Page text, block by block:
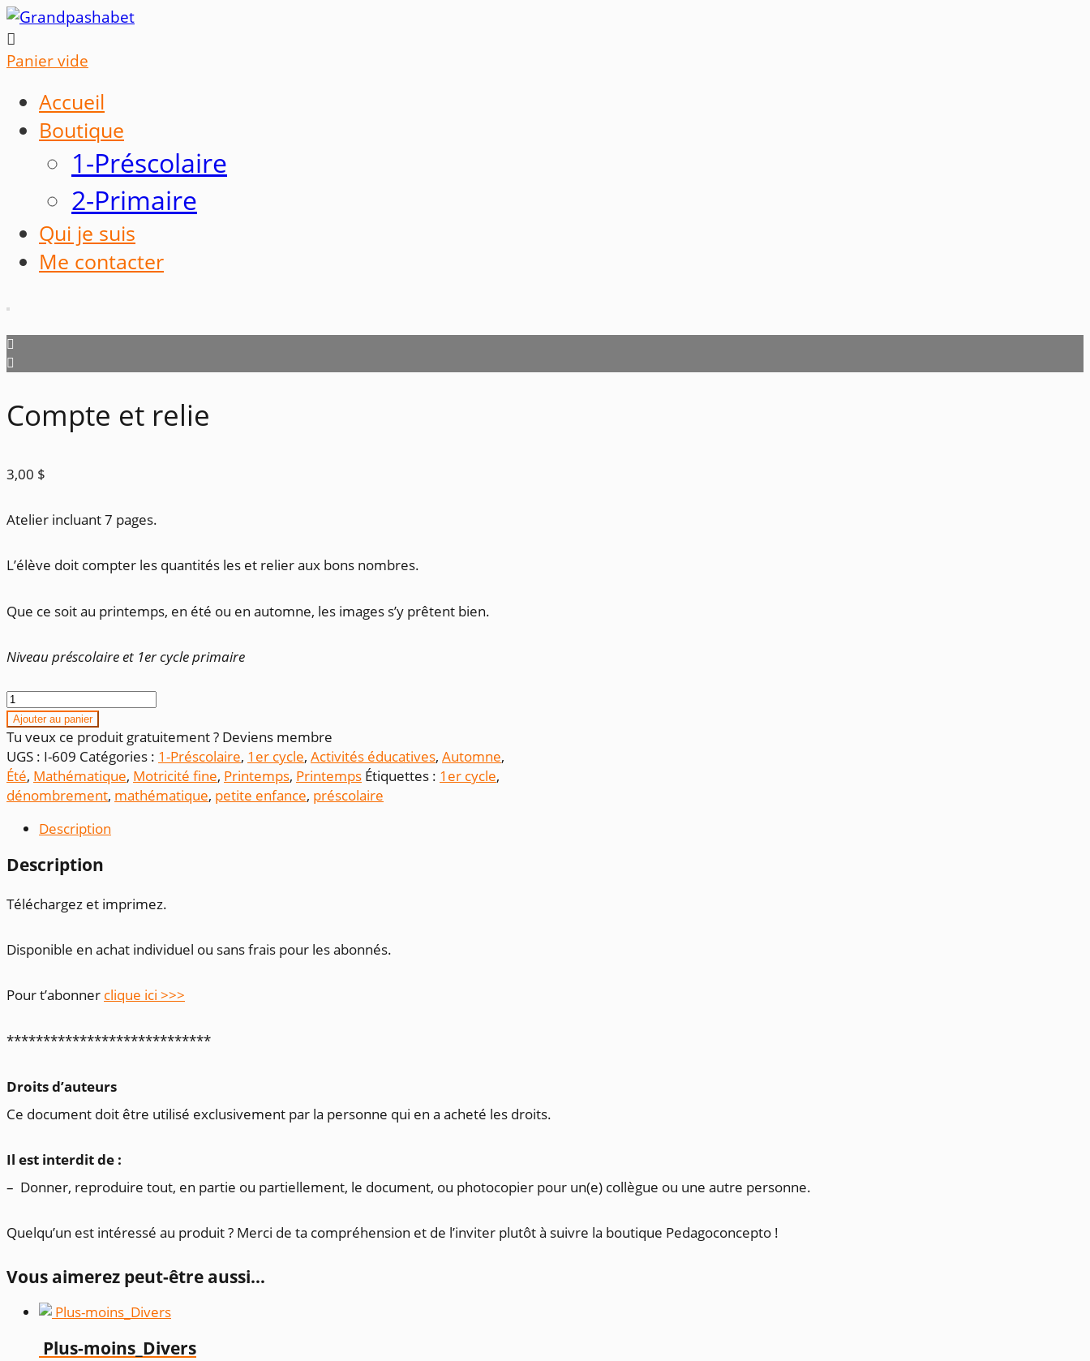

Panier vide
Accueil
Boutique
1-Préscolaire
2-Primaire
Qui je suis
Me contacter
Compte et relie
3,00 $
Atelier incluant 7 pages.
L’élève doit compter les quantités les et relier aux bons nombres.
Que ce soit au printemps, en été ou en automne, les images s’y prêtent bien.
Niveau préscolaire et 1er cycle primaire
quantité
de
Compte
et
relie
Ajouter au panier
Tu veux ce produit gratuitement ? Deviens membre
UGS : I-609 Catégories : 1-Préscolaire, 1er cycle, Activités éducatives, Automne,
Été, Mathématique, Motricité fine, Printemps, Printemps Étiquettes : 1er cycle,
dénombrement, mathématique, petite enfance, préscolaire
Description
Description
Téléchargez et imprimez.
Disponible en achat individuel ou sans frais pour les abonnés.
Pour t’abonner clique ici >>>
****************************
Droits d’auteurs
Ce document doit être utilisé exclusivement par la personne qui en a acheté les droits.
Il est interdit de :
– Donner, reproduire tout, en partie ou partiellement, le document, ou photocopier pour un(e) collègue ou une autre personne.
Quelqu’un est intéressé au produit ? Merci de ta compréhension et de l’inviter plutôt à suivre la boutique Pedagoconcepto !
Vous aimerez peut-être aussi…
Plus-moins_Divers